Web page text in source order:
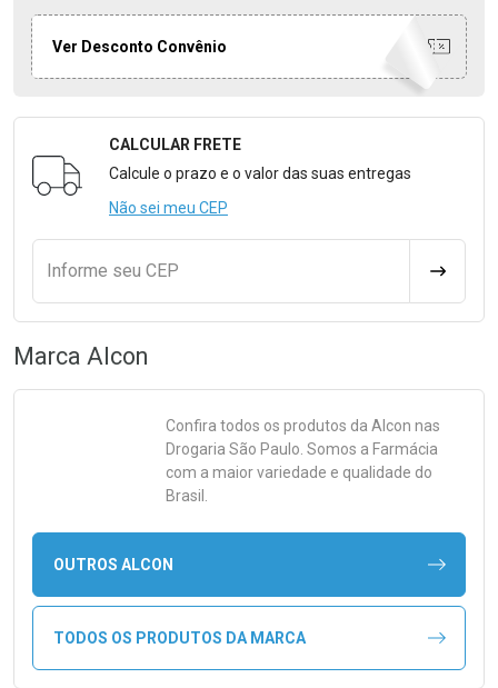
Ver Desconto Convênio
Formulário para Calcular o Frete
CALCULAR FRETE
Calcule o prazo e o valor das suas entregas
Não sei meu CEP
Informe seu CEP
Marca Alcon
Confira todos os produtos da Alcon nas
Drogaria São Paulo. Somos a Farmácia
com a maior variedade e qualidade do
Brasil.
OUTROS ALCON
TODOS OS PRODUTOS DA MARCA